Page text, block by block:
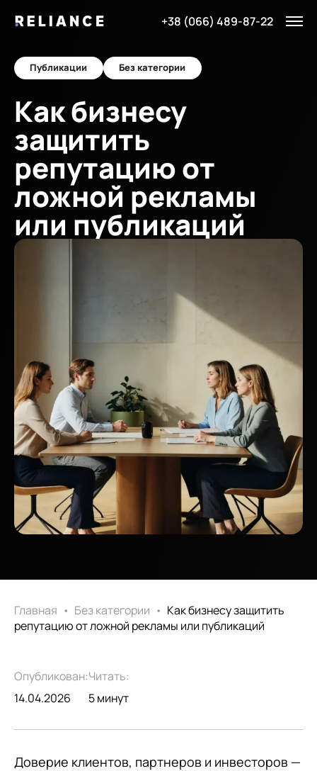
+38 (066) 489-87-22
Публикации Без категории
Как бизнесу
защитить
репутацию от
ложной рекламы
или публикаций
Главная • Без категории • Как бизнесу защитить
репутацию от ложной рекламы или публикаций
Опубликован:
14.04.2026
Читать:
5 минут
Доверие клиентов, партнеров и инвесторов —